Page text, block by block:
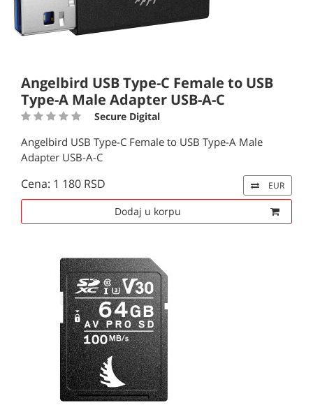
Angelbird USB Type-C Female to USB
Type-A Male Adapter USB-A-C
Secure Digital
Angelbird USB Type-C Female to USB Type-A Male
Adapter USB-A-C
Cena: 1 180 RSD EUR
Dodaj u korpu